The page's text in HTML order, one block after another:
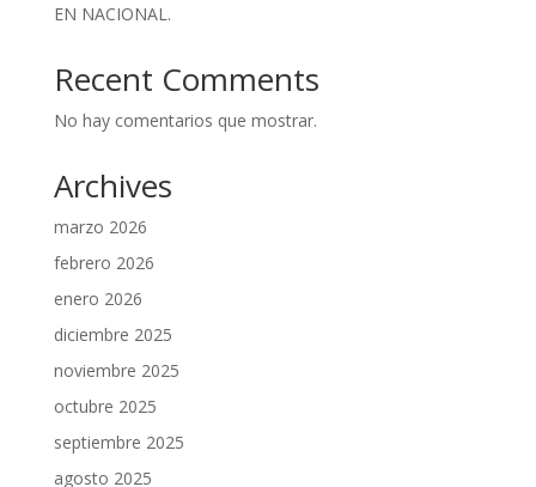
EN NACIONAL.
Recent Comments
No hay comentarios que mostrar.
Archives
marzo 2026
febrero 2026
enero 2026
diciembre 2025
noviembre 2025
octubre 2025
septiembre 2025
agosto 2025